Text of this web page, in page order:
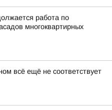
работа по
многоквартирных
всё ещё не соответствует